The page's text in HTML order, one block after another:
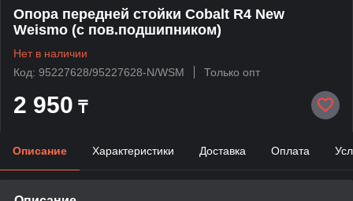
Опора передней стойки Cobalt R4 New
Weismo (с пов.подшипником)
Нет в наличии
Код: 95227628/95227628-N/WSM
Только опт
2 950 ₸
Описание Характеристики Доставка Оплата